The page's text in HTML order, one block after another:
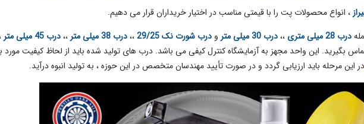
، انواع محصولات پت را با قیمتی مناسب در اختیار خریداران قرار می دهیم.
درب 28 میلی متری ،،درب 30 میلی متر و درب شورت نک 29/25 ،،درب 38 میلی متر ،،درب 45 میلی متر
بگیرید. این واحد مجهز به آزمایشگاه کنترل کیفی می باشد. درب های تولید شده باید از لحاظ کیفیت مورد
این مرحله باید ارزیابی گردد و در صورت تأیید مهندسان متخصص در این حوزه ، به تولید انبوه درآید.